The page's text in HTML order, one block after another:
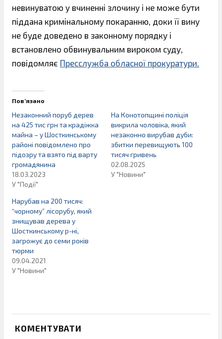
невинуватою у вчиненні злочину і не може бути
піддана кримінальному покаранню, доки її вину
не буде доведено в законному порядку і
встановлено обвинувальним вироком суду,
повідомляє Пресслужба обласної прокуратури.
Пов’язано
Незаконний поруб дерев
на 425 тис грн та крадіжка
майна – у Шосткинському
районі повідомлено про
підозру та взято під варту
громадянина
18.03.2023
У "Події"
На Конотопщині поліція
викрила чоловіка, який
незаконно вирубав дуби:
збитки перевищують 100
тисяч гривень
02.08.2025
У "Новини"
Нарубав на 200 тисяч:
“чорному” лісорубу, який
знищував дерева у
Шосткинському р-ні,
загрожує до семи років
тюрми
09.04.2021
У "Новини"
КОМЕНТУВАТИ